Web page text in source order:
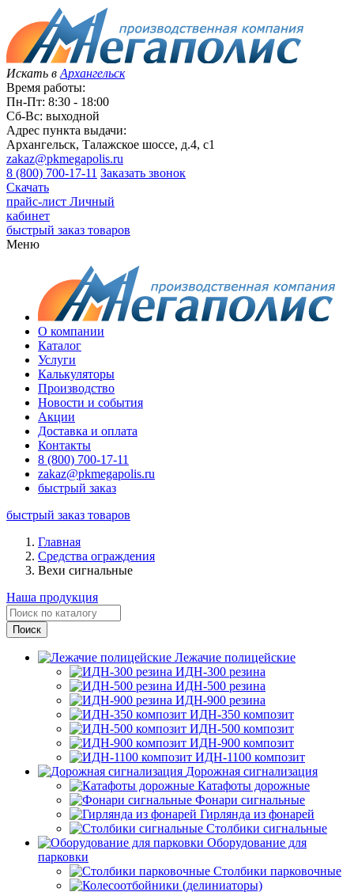
Искать в Архангельск
Время работы:
Пн-Пт: 8:30 - 18:00
Сб-Вс: выходной
Адрес пункта выдачи:
Архангельск, Талажское шоссе, д.4, с1
zakaz@pkmegapolis.ru
8 (800) 700-17-11 Заказать звонок
Скачать
прайс-лист Личный
кабинет
быстрый заказ товаров
Меню
О компании
Каталог
Услуги
Калькуляторы
Производство
Новости и события
Акции
Доставка и оплата
Контакты
8 (800) 700-17-11
zakaz@pkmegapolis.ru
быстрый заказ
быстрый заказ товаров
Главная
Средства ограждения
Вехи сигнальные
Наша продукция
Лежачие полицейские
ИДН-300 резина
ИДН-500 резина
ИДН-900 резина
ИДН-350 композит
ИДН-500 композит
ИДН-900 композит
ИДН-1100 композит
Дорожная сигнализация
Катафоты дорожные
Фонари сигнальные
Гирлянда из фонарей
Столбики сигнальные
Оборудование для
парковки
Столбики парковочные